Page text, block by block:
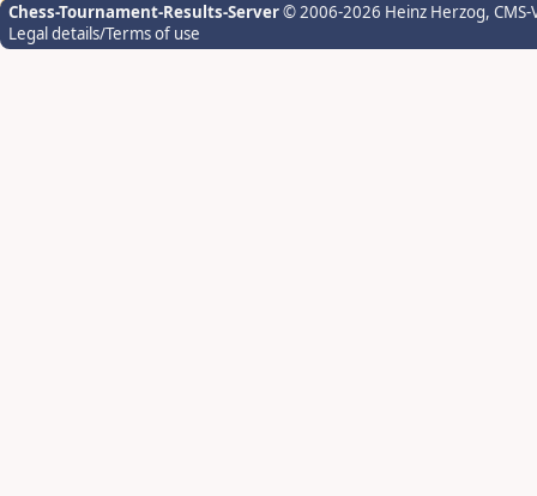
Chess-Tournament-Results-Server© 2006-2026 Heinz Herzog,
Legal details/Terms of use